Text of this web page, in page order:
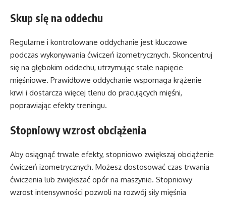
Skup się na oddechu
Regularne i kontrolowane oddychanie jest kluczowe
podczas wykonywania ćwiczeń izometrycznych. Skoncentruj
się na głębokim oddechu, utrzymując stałe napięcie
mięśniowe. Prawidłowe oddychanie wspomaga krążenie
krwi i dostarcza więcej tlenu do pracujących mięśni,
poprawiając efekty treningu.
Stopniowy wzrost obciążenia
Aby osiągnąć trwałe efekty, stopniowo zwiększaj obciążenie
ćwiczeń izometrycznych. Możesz dostosować czas trwania
ćwiczenia lub zwiększać opór na maszynie. Stopniowy
wzrost intensywności pozwoli na rozwój siły mięśnia